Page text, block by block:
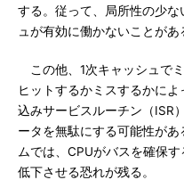
する。従って、局所性の少
ュが有効に働かないことがあ
この他、1次キャッシュで
ヒットするかミスするかに
込みサービスルーチン（ISR
ータを無駄にする可能性が
ムでは、CPUがバスを確保
低下させる恐れが残る。